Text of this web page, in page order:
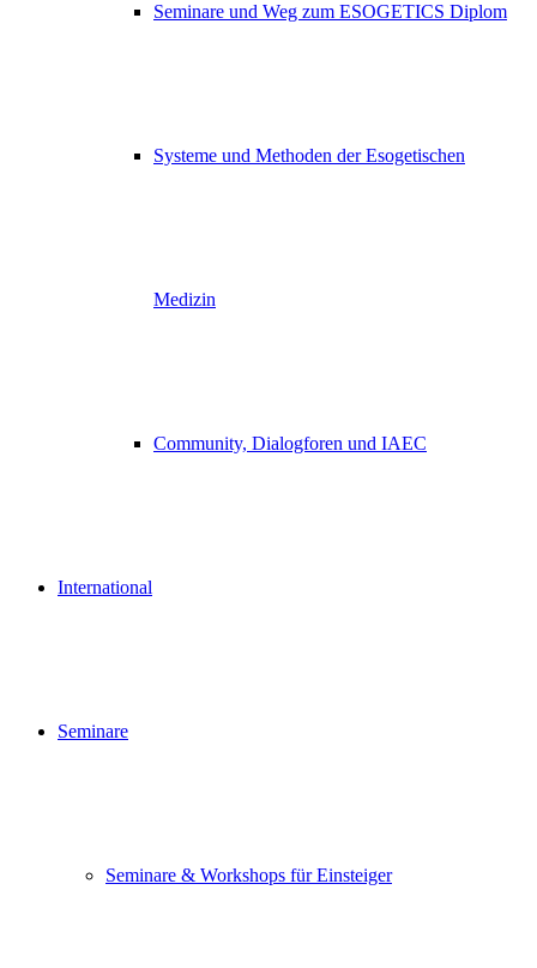
Seminare und Weg zum ESOGETICS Diplom
Systeme und Methoden der Esogetischen
Medizin
Community, Dialogforen und IAEC
International
Seminare
Seminare & Workshops für Einsteiger